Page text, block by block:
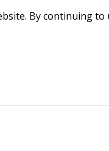
By continuing